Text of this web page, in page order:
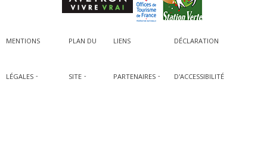
MENTIONS
LÉGALES
PLAN DU
SITE
LIENS
PARTENAIRES
DÉCLARATION
D'ACCESSIBILITÉ